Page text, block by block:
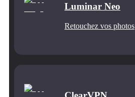
Luminar Neo
Retouchez vos photos